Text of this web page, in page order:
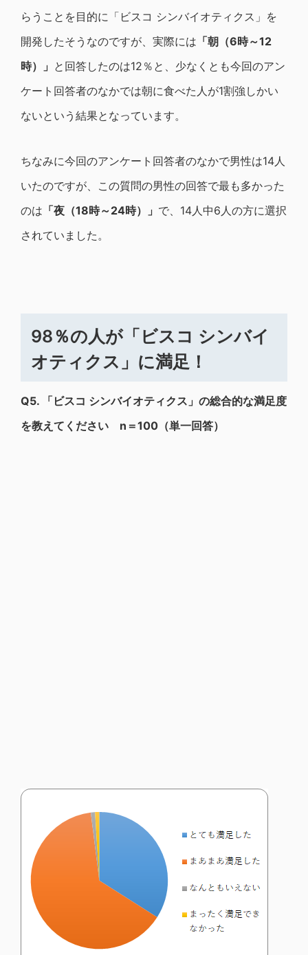
らうことを目的に「ビスコ シンバイオティクス」を
開発したそうなのですが、実際には 「朝（6時～12
時）」 と回答したのは12％と、少なくとも今回のアン
ケート回答者のなかでは朝に食べた人が1割強しかい
ないという結果となっています。
ちなみに今回のアンケート回答者のなかで男性は14人
いたのですが、この質問の男性の回答で最も多かった
のは 「夜（18時～24時）」 で、14人中6人の方に選択
されていました。
98％の人が「ビスコ シンバイ
オティクス」 に満足！
Q5.
「ビスコ シンバイオティクス」の総合的な満足度
を教えてください n＝100（単一回答）